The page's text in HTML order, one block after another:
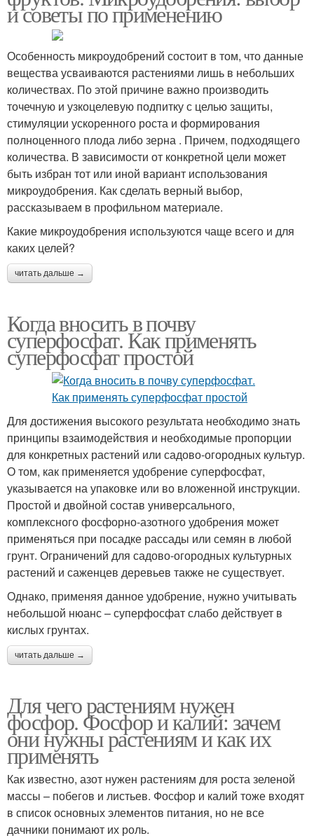
и советы по применению
Особенность микроудобрений состоит в том, что данные
вещества усваиваются растениями лишь в небольших
количествах. По этой причине важно производить
точечную и узкоцелевую подпитку с целью защиты,
стимуляции ускоренного роста и формирования
полноценного плода либо зерна . Причем, подходящего
количества. В зависимости от конкретной цели может
быть избран тот или иной вариант использования
микроудобрения. Как сделать верный выбор,
рассказываем в профильном материале.
Какие микроудобрения используются чаще всего и для
каких целей?
читать дальше →
Когда вносить в почву
суперфосфат. Как применять
суперфосфат простой
Для достижения высокого результата необходимо знать
принципы взаимодействия и необходимые пропорции
для конкретных растений или садово-огородных культур.
О том, как применяется удобрение суперфосфат,
указывается на упаковке или во вложенной инструкции.
Простой и двойной состав универсального,
комплексного фосфорно-азотного удобрения может
применяться при посадке рассады или семян в любой
грунт. Ограничений для садово-огородных культурных
растений и саженцев деревьев также не существует.
Однако, применяя данное удобрение, нужно учитывать
небольшой нюанс – суперфосфат слабо действует в
кислых грунтах.
читать дальше →
Для чего растениям нужен
фосфор. Фосфор и калий: зачем
они нужны растениям и как их
применять
Как известно, азот нужен растениям для роста зеленой
массы – побегов и листьев. Фосфор и калий тоже входят
в список основных элементов питания, но не все
дачники понимают их роль.